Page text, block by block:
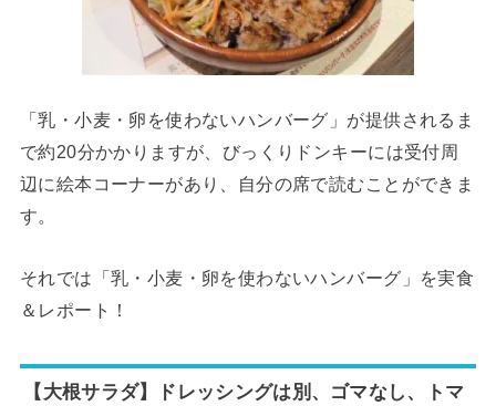
「乳・小麦・卵を使わないハンバーグ」が提供されるま
で約20分かかりますが、びっくりドンキーには受付周
辺に絵本コーナーがあり、自分の席で読むことができま
す。
それでは「乳・小麦・卵を使わないハンバーグ」を実食
＆レポート！
【大根サラダ】ドレッシングは別、ゴマなし、トマ